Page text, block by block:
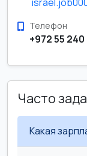
Телефон
+972 55
Часто
Какая